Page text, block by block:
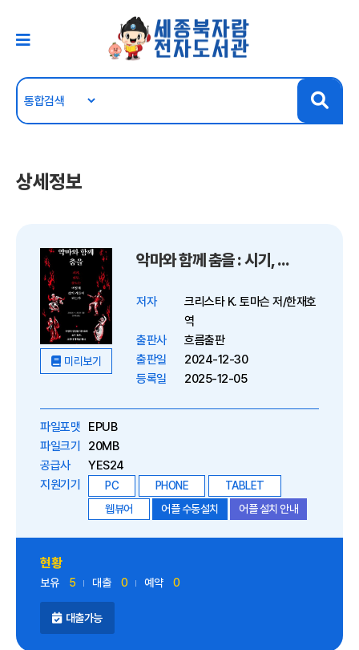
상세정보
미리보기
악마와 함께 춤을 : 시기, 질투, 분노는 어떻게 삶의 거름이 되는가
저자
크리스타 K. 토마슨 저/한재호
역
출판사
흐름출판
출판일
2024-12-30
등록일
2025-12-05
파일포맷
EPUB
파일크기
20MB
공급사
YES24
지원기기
PC PHONE
TABLET
웹뷰어
어플 수동설치 어플 설치 안내
현황
보유 5 대출 0 예약 0
대출가능